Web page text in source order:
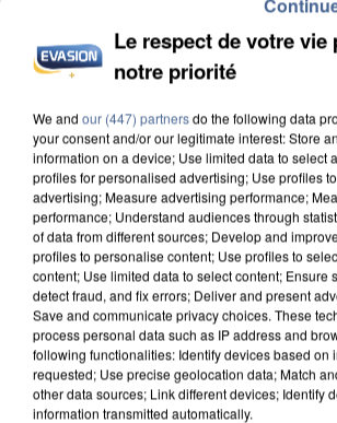
L’UN DES FONDATEURS
MAFIA INTERPELLÉ EN ALGÉRIE
Le respect de votre vie
notre priorité
We and our (447) partnersdo the following data
your consent and/or our legitimate interest: Store
information on a device; Use limited data to select
profiles for personalised advertising; Use profiles
advertising; Measure advertising performance;
performance; Understand audiences through
of data from different sources; Develop and
profiles to personalise content; Use profiles to
content; Use limited data to select content; Ensure
detect fraud, and fix errors; Deliver and present
Save and communicate privacy choices. These
process personal data such as IP address and
following functionalities: Identify devices based on
requested; Use precise geolocation data; Match
other data sources; Link different devices; Identify
information transmitted automatically.